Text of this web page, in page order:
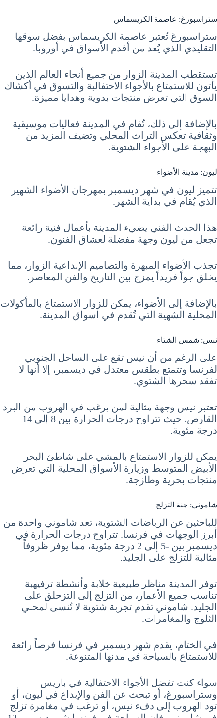
ستراسبورغ: عاصمة الكريسماس
ستراسبورغ تُعتبر عاصمة الكريسماس بفضل سوقها
التقليدي الذي يُعد من أقدم الأسواق في أوروبا.
تستقطب المدينة الزوار من جميع أنحاء العالم الذين
يأتون للاستمتاع بالأجواء الاحتفالية والتسوق في أكشاك
السوق التي تعرض منتجات يدوية وهدايا مميزة.
بالإضافة إلى ذلك، تُقام في المدينة فعاليات موسيقية
وثقافية تعكس التراث المحلي وتضيف المزيد من
البهجة على الأجواء الشتوية.
ليون: مدينة الأضواء
تتميز ليون في شهر ديسمبر بمهرجان الأضواء الشهير
الذي يُقام في بداية الشهر.
هذا الحدث الفني يضيء المدينة بأعمال فنية رائعة
تجعل من ليون وجهة مفضلة لعشاق الفنون.
تجذب الأضواء المبهرة والتصاميم الإبداعية الزوار، مما
يخلق جواً فريداً يمزج بين التاريخ والفن المعاصر.
بالإضافة إلى الأضواء، يمكن للزوار الاستمتاع بالمأكولات
المحلية الشهية التي تُقدم في أسواق المدينة.
نيس: شمس الشتاء
على الرغم من أن نيس تقع على الساحل الجنوبي
لفرنسا وتتمتع بطقس معتدل في ديسمبر، إلا أنها لا
تفقد سحرها الشتوي.
تعتبر نيس وجهة مثالية لمن يرغب في الهروب من البرد
القارص، حيث تتراوح درجات الحرارة بين 8 إلى 14
درجة مئوية.
يمكن للزوار الاستمتاع بالمشي على شاطئ البحر
الأبيض المتوسط وزيارة الأسواق المحلية التي تعرض
منتجات بحرية وطازجة.
شاموني: جنة التزلج
للباحثين عن الرياضات الشتوية، تعد شاموني واحدة من
أبرز الوجهات في فرنسا. تتراوح درجات الحرارة في
ديسمبر بين -5 إلى 2 درجة مئوية، مما يوفر ظروفاً
مثالية للتزلج على الجليد.
توفر المدينة مناظر طبيعية خلابة وأنشطة ترفيهية
تناسب جميع الأعمار، من التزلج إلى التزحلق على
الجليد. شاموني تقدم تجربة شتوية لا تُنسى لمحبي
الثلوج والمغامرات.
في الختام، يقدم شهر ديسمبر في فرنسا فرصاً رائعة
للاستمتاع بالسياحة في مدنها المتنوعة.
سواء كنت تفضل الأجواء الاحتفالية في باريس
وستراسبورغ، أو تبحث عن الفن والإبداع في ليون، أو
تود الهروب إلى دفء نيس، أو ترغب في مغامرة تزلج